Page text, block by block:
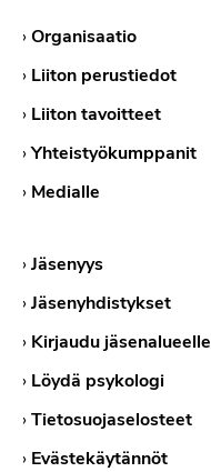
›Organisaatio
› Liiton perustiedot
› Liiton tavoitteet
›Yhteistyökumppanit
› Medialle
›Jäsenyys
›Jäsenyhdistykset
› Kirjaudu jäsenalueelle
› Löydä psykologi
›Tietosuojaselosteet
› Evästekäytännöt